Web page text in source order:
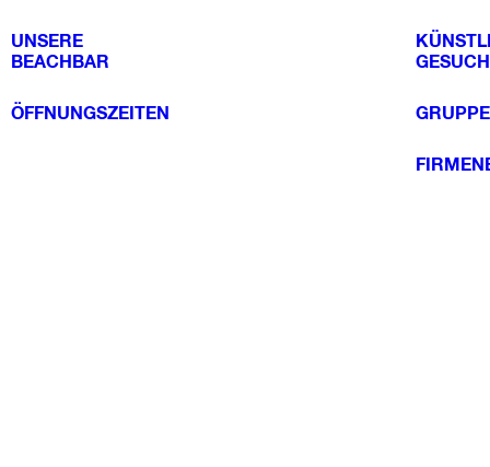
UNSERE
BEACHBAR
ÖFFNUNGSZEITEN